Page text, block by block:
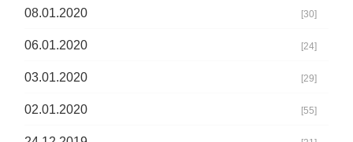
08.01.2020 [30]
06.01.2020 [24]
03.01.2020 [29]
02.01.2020 [55]